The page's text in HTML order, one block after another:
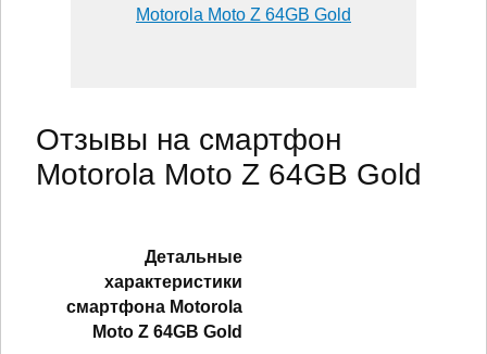
Motorola Moto Z 64GB Gold
Отзывы на смартфон
Motorola Moto Z 64GB Gold
Детальные
характеристики
смартфонa Motorola
Moto Z 64GB Gold